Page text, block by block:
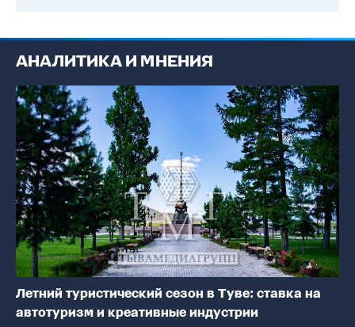
АНАЛИТИКА И МНЕНИЯ
Летний туристический сезон в Туве: ставка на
автотуризм и креативные индустрии